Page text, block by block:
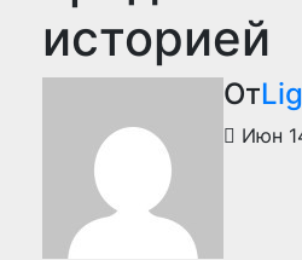
историей
От
Июн